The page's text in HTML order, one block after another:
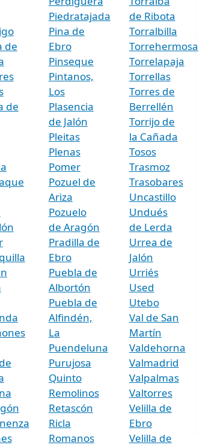
de
de
Piedratajada
Pina de
Ebro
Pinseque
Pintanos,
Los
Plasencia
de Jalón
Pleitas
Plenas
Pomer
Pozuel de
Ariza
Pozuelo
de Aragón
Pradilla de
Ebro
Puebla de
Albortón
Puebla de
Alfindén,
La
Puendeluna
Purujosa
Quinto
Remolinos
Retascón
Ricla
Romanos
de Ribota
Torralbilla
Torrehermosa
Torrelapaja
Torrellas
Torres de
Berrellén
Torrijo de
la Cañada
Tosos
Trasmoz
Trasobares
Uncastillo
Undués
de Lerda
Urrea de
Jalón
Urriés
Used
Utebo
Val de San
Martín
Valdehorna
Valmadrid
Valpalmas
Valtorres
Velilla de
Ebro
Velilla de